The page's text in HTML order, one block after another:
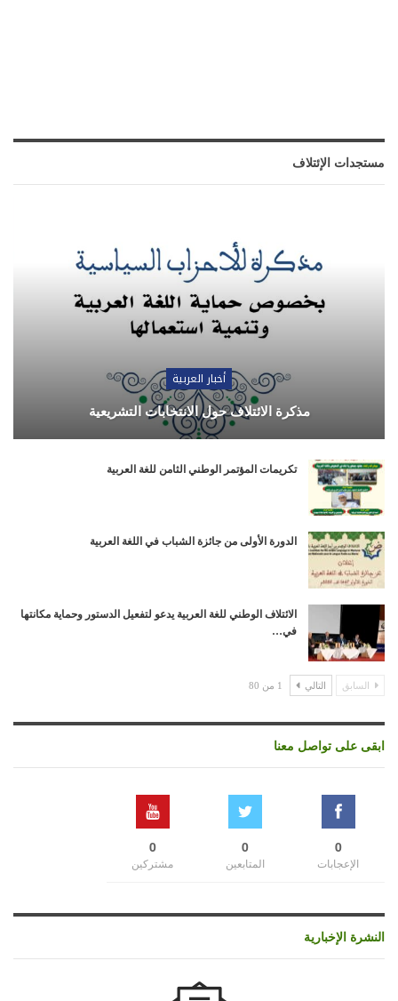
مستجدات الإئتلاف
أخبار العربية
مذكرة الائتلاف حول الانتخابات التشريعية
تكريمات المؤتمر الوطني الثامن للغة العربية
الدورة الأولى من جائزة الشباب في اللغة العربية
الائتلاف الوطني للغة العربية يدعو لتفعيل الدستور وحماية مكانتها
في…
السابق التالي 1 من 80
ابقى على تواصل معنا
0
الإعجابات
0
المتابعين
0
مشتركين
النشرة الإخبارية